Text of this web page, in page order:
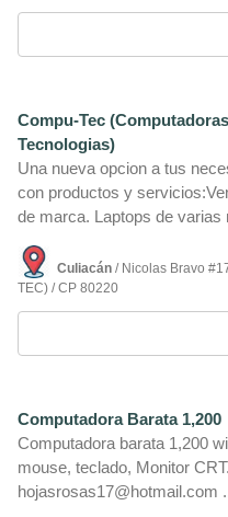
Compu-Tec
Tecnologias)
Una nueva opcion a tus
con productos y
de marca. Laptops de varias
Culiacán / Nicolas Bravo
TEC) / CP 80220
Computadora Barata 1,200
Computadora barata 1,200
mouse, teclado, Monitor
hojasrosas17@hotmail.com